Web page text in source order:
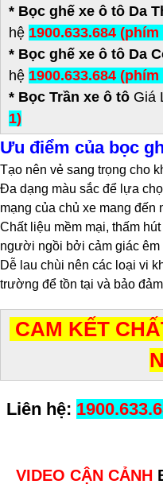
* Bọc ghế xe ô tô Da
hệ 1900.633.684 (phím
* Bọc ghế xe ô tô Da
hệ 1900.633.684 (phím
* Bọc Trần xe ô tô Giá
1)
Ưu điểm của bọc
Tạo nên vẻ sang trọng cho
Đa dạng màu sắc để lựa
mạng của chủ xe mang đến
Chất liệu mềm mại, thấm
người ngồi bởi cảm giác êm
Dễ lau chùi nên các loại vi
trường để tồn tại và bảo
CAM KẾT
Liên hệ:
VIDEO CẬN CẢNH